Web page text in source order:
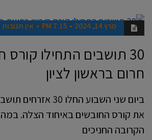
חדשות
מרץ 14, 2024 7:15 PM אין תגובות
30 תושבים התחילו
חרום בראשון לציון
ביום שני השבוע החלו
את קורס החובשים באיחוד הצלה.
הקרובה החניכים